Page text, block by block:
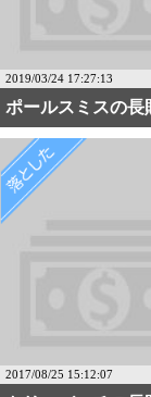
2019/03/24 17:27:13
ポールスミスの長
2017/08/25 15:12:07